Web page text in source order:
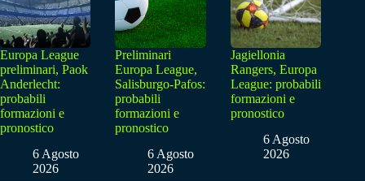
Europa League
preliminari, Paok
Anderlecht:
probabili
formazioni e
pronostico
6 Agosto
2026
Preliminari
Europa League,
Salisburgo-Pafos:
probabili
formazioni e
pronostico
6 Agosto
2026
Jagiellonia
Rangers, Europa
League: probabili
formazioni e
pronostico
6 Agosto
2026